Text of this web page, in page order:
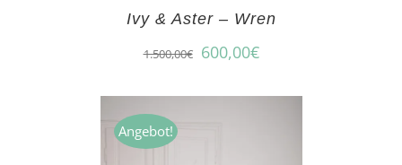
Ivy & Aster – Wren
1.500,00€ 600,00€
Angebot!